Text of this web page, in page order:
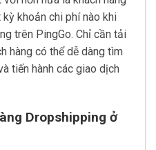
khoản chi phí nào khi
trên PingGo. Chỉ cần tải
hàng có thể dễ dàng tìm
tiến hành các giao dịch
Dropshipping ở